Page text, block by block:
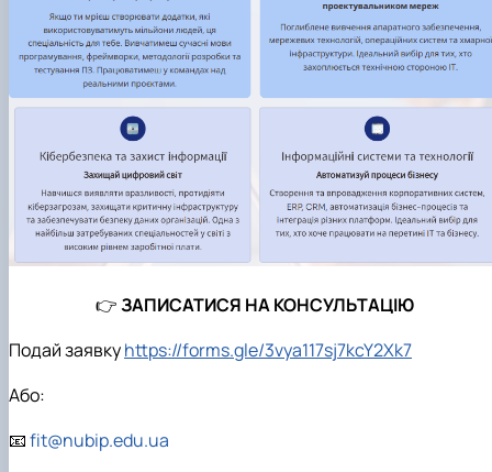
👉ЗАПИСАТИСЯ НА КОНСУЛЬТАЦІЮ
Подай заявкуhttps://forms.gle/3vya117sj7kcY2Xk7
Або:
📧fit@nubip.edu.ua